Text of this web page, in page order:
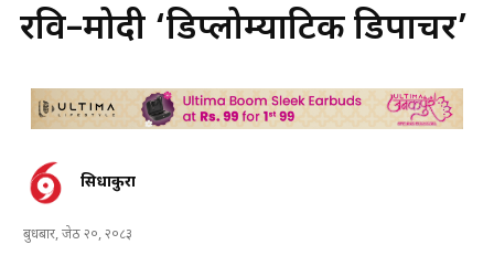
रवि–मोदी ‘डिप्लोम्याटिक डिपार्चर’
सिधाकुरा
बुधबार, जेठ २०, २०८३